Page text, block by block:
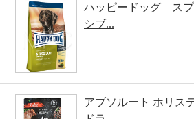
ハッピードッグ スプ
シブ...
アブソルート ホリス